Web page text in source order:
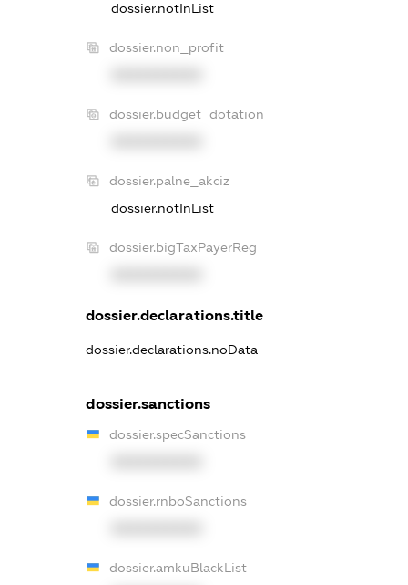
dossier.notInList
dossier.non_profit
dossier.budget_dotation
dossier.palne_akciz
dossier.notInList
dossier.bigTaxPayerReg
dossier.declarations.title
dossier.declarations.noData
dossier.sanctions
dossier.specSanctions
dossier.rnboSanctions
dossier.amkuBlackList